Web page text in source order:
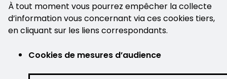
À tout moment vous pourrez empêcher la collecte
d’information vous concernant via ces cookies tiers,
en cliquant sur les liens correspondants.
Cookies de mesures d’audience